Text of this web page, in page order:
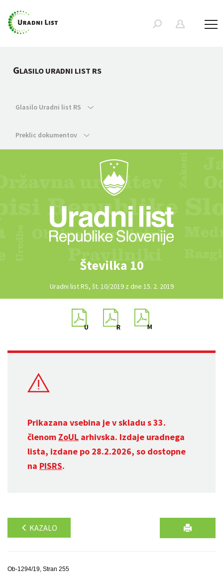
GLASILO URADNI LIST RS
Glasilo Uradni list RS
Preklic dokumentov
Številka 10
Uradni list RS, št. 10/2019 z dne 15. 2. 2019
Prikazana vsebina je v skladu s 33.
členom ZoUL arhivska. Izdaje uradnega
lista, izdane po 28.2.2026, so dostopne
na PISRS.
KAZALO
Ob-1294/19, Stran 255